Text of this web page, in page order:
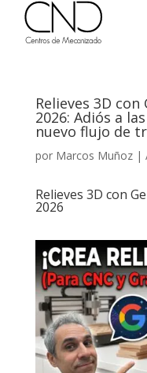
Relieves 3D con
2026: Adiós a
nuevo flujo de
por Marcos Muñoz|
Relieves 3D con
2026